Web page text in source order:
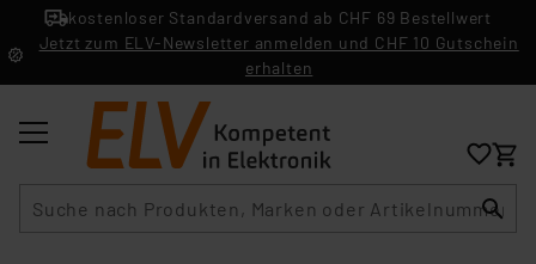
kostenloser Standardversand ab CHF 69 Bestellwert
Jetzt zum ELV-Newsletter anmelden und CHF 10 Gutschein
erhalten